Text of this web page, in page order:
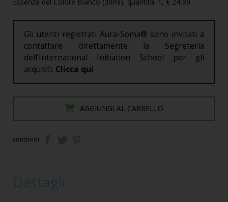
Gli utenti registrati Aura-Soma® sono invitati a
contattare direttamente la Segreteria
dell’International Initiation School per gli
acquisti. Clicca qui
AGGIUNGI AL CARRELLO
condividi